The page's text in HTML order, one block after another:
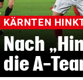
KÄRNTEN
Nach
die A-